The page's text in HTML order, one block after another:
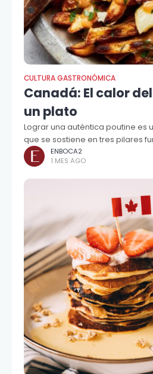
CULTURA GASTRONÓMICA
Canadá: El calor
un plato
Lograr una auténtica poutine es
que se sostiene en tres pilares
ENBOCA2
1 MES AGO